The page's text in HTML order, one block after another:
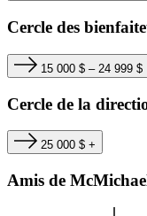
Cercle des
15 000 $ – 24 999 $
Cercle de la
25 000 $ +
Amis de Mc